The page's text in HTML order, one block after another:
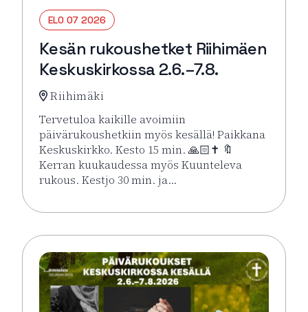
ELO 07 2026
Kesän rukoushetket Riihimäen
Keskuskirkossa 2.6.–7.8.
Riihimäki
Tervetuloa kaikille avoimiin
päivärukoushetkiin myös kesällä! Paikkana
Keskuskirkko. Kesto 15 min. 🙏🏻✝️ 🔖
Kerran kuukaudessa myös Kuunteleva
rukous. Kestjo 30 min. ja…
Lue lisää tapahtumasta Kesän rukoushetket